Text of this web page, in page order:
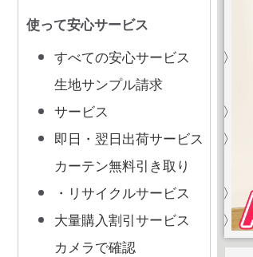
使って安心サービス
すべての安心サービス
生地サンプル請求
サービス
即日・翌日出荷サービス
カーテン無料引き取り
・リサイクルサービス
大量購入割引サービス
カメラで確認